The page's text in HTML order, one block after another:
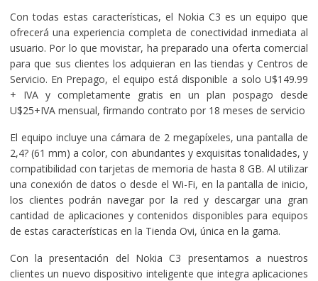
Con todas estas características, el Nokia C3 es un equipo que
ofrecerá una experiencia completa de conectividad inmediata al
usuario. Por lo que movistar, ha preparado una oferta comercial
para que sus clientes los adquieran en las tiendas y Centros de
Servicio. En Prepago, el equipo está disponible a solo U$149.99
+ IVA y completamente gratis en un plan pospago desde
U$25+IVA mensual, firmando contrato por 18 meses de servicio
El equipo incluye una cámara de 2 megapíxeles, una pantalla de
2,4? (61 mm) a color, con abundantes y exquisitas tonalidades, y
compatibilidad con tarjetas de memoria de hasta 8 GB. Al utilizar
una conexión de datos o desde el Wi-Fi, en la pantalla de inicio,
los clientes podrán navegar por la red y descargar una gran
cantidad de aplicaciones y contenidos disponibles para equipos
de estas características en la Tienda Ovi, única en la gama.
Con la presentación del Nokia C3 presentamos a nuestros
clientes un nuevo dispositivo inteligente que integra aplicaciones